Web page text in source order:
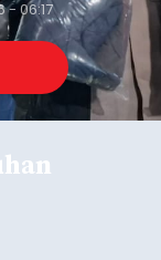
- 06:17